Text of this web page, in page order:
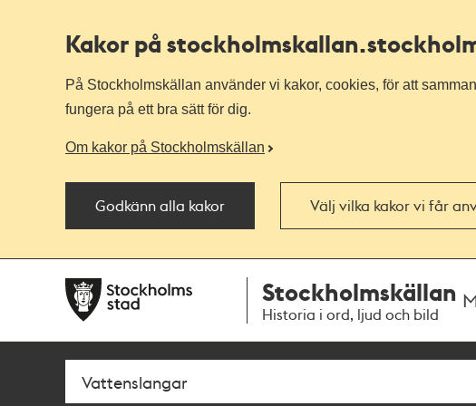
Kakor på stockholmskallan
På Stockholmskällan använder vi kakor, cookies, för att
fungera på ett bra sätt för dig.
Om kakor på Stockholmskällan
Godkänn alla kakor Välj vilka kakor vi får
navigationen
huvudinnehållet
Stockholmskällan
Historia i ord, ljud och bild
Sök